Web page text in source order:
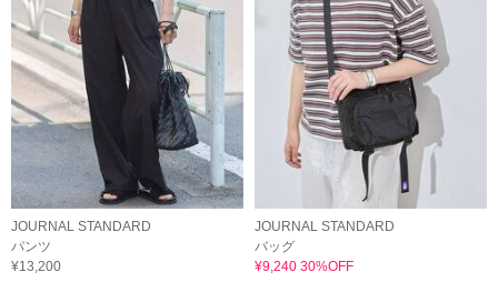
JOURNAL STANDARD
パンツ
¥13,200
JOURNAL STANDARD
バッグ
¥9,240 30%OFF